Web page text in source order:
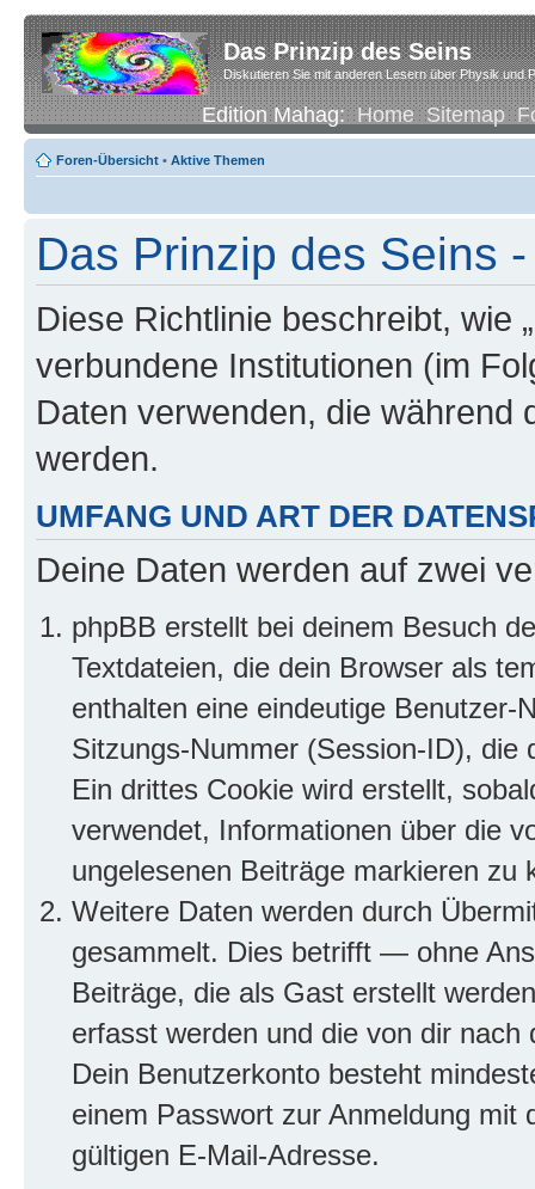
Das Prinzip des Seins
Diskutieren Sie mit anderen Lesern über Physik und
Edition Mahag:Home Sitemap
Foren-Übersicht • Aktive Themen
Das Prinzip des Seins
Diese Richtlinie beschreibt, wie
verbundene Institutionen (im
Daten verwenden, die während
werden.
UMFANG UND ART DER
Deine Daten werden auf zwei
phpBB erstellt bei deinem Besuch
Textdateien, die dein Browser als
enthalten eine eindeutige
Sitzungs-Nummer (Session-ID), die
Ein drittes Cookie wird erstellt,
verwendet, Informationen über die
ungelesenen Beiträge markieren zu
Weitere Daten werden durch
gesammelt. Dies betrifft — ohne
Beiträge, die als Gast erstellt
erfasst werden und die von dir
Dein Benutzerkonto besteht
einem Passwort zur Anmeldung mit
gültigen E-Mail-Adresse.